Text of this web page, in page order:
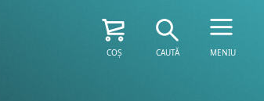
COȘ CAUTĂ MENIU